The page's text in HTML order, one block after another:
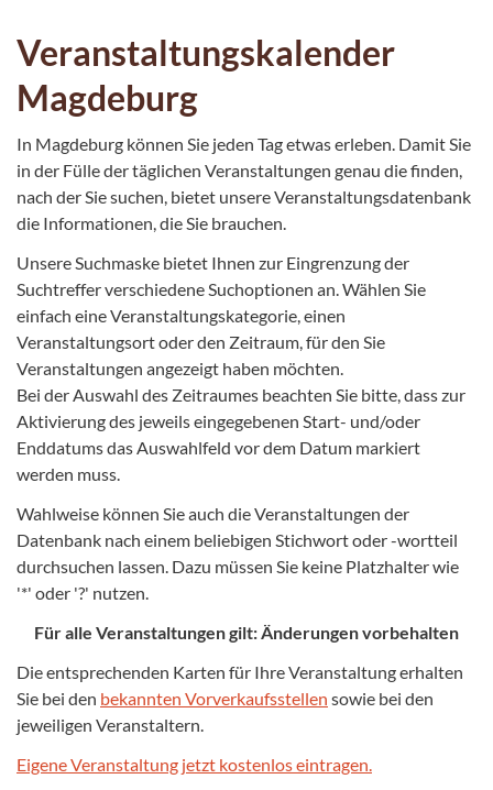
Veranstaltungskalender
Magdeburg
In Magdeburg können Sie jeden Tag etwas erleben. Damit Sie
in der Fülle der täglichen Veranstaltungen genau die finden,
nach der Sie suchen, bietet unsere Veranstaltungsdatenbank
die Informationen, die Sie brauchen.
Unsere Suchmaske bietet Ihnen zur Eingrenzung der
Suchtreffer verschiedene Suchoptionen an. Wählen Sie
einfach eine Veranstaltungskategorie, einen
Veranstaltungsort oder den Zeitraum, für den Sie
Veranstaltungen angezeigt haben möchten.
Bei der Auswahl des Zeitraumes beachten Sie bitte, dass zur
Aktivierung des jeweils eingegebenen Start- und/oder
Enddatums das Auswahlfeld vor dem Datum markiert
werden muss.
Wahlweise können Sie auch die Veranstaltungen der
Datenbank nach einem beliebigen Stichwort oder -wortteil
durchsuchen lassen. Dazu müssen Sie keine Platzhalter wie
'*' oder '?' nutzen.
Für alle Veranstaltungen gilt: Änderungen vorbehalten
Die entsprechenden Karten für Ihre Veranstaltung erhalten
Sie bei den bekannten Vorverkaufsstellen sowie bei den
jeweiligen Veranstaltern.
Eigene Veranstaltung jetzt kostenlos eintragen.